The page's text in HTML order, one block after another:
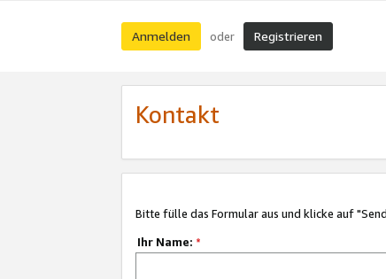
Anmelden oder Registrieren
Kontakt
Bitte fülle das Formular aus und klicke auf
Ihr Name: *